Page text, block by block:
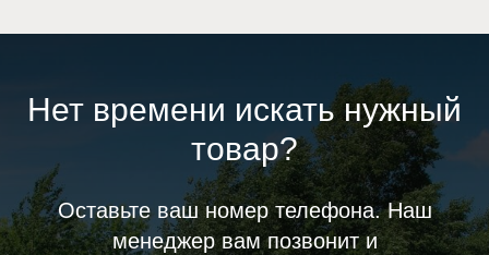
Нет времени искать нужный
товар?
Оставьте ваш номер телефона. Наш
менеджер вам позвонит и